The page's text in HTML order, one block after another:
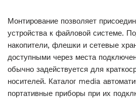
Монтирование позволяет
устройства к файловой системе.
накопители, флешки и сетевые
доступными через места
обычно задействуется для
носителей. Каталог media
портативные приборы при их